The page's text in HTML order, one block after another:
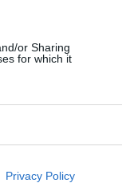
or Sharing
for which it
Privacy Policy
κλικ!